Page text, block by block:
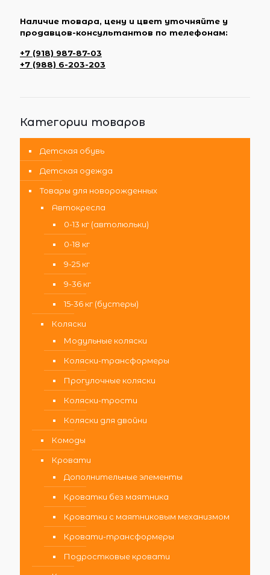
Наличие товара, цену и цвет уточняйте у
продавцов-консультантов по телефонам:
+7 (918) 987-87-03
+7 (988) 6-203-203
Категории товаров
Детская обувь
Детская одежда
Товары для новорожденных
Автокресла
0-13 кг (автолюльки)
0-18 кг
9-25 кг
9-36 кг
15-36 кг (бустеры)
Коляски
Модульные коляски
Коляски-трансформеры
Прогулочные коляски
Коляски-трости
Коляски для двойни
Комоды
Кровати
Дополнительные элементы
Кроватки без маятника
Кроватки с маятниковым механизмом
Кровати-трансформеры
Подростковые кровати